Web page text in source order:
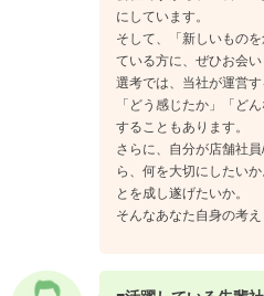
て実務に慣れていきます。
《入社3年目》
最短で3年目で店長審査を受験
の為にマネジメントを学んでいき
《入社8年目》
将来的には管理栄養士の統括や
ります。
にしています。
そして、「新しいもの
ている方に、ぜひお会い
選考では、当社が運営す
「どう感じたか」「ど
することもあります。
さらに、自分が店舗社
ら、何を大切にしたい
とを成し遂げたいか。
そんなあなた自身の考